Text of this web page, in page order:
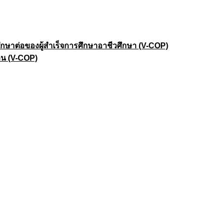
าต่อของผู้สำเร็จการศึกษาอาชีวศึกษา (V-COP)
(V-COP)